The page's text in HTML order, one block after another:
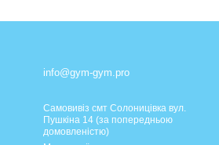
info@gym-gym.pro
Самовивіз смт Солоницівка вул.
Пушкіна 14 (за попередньою
домовленістю)